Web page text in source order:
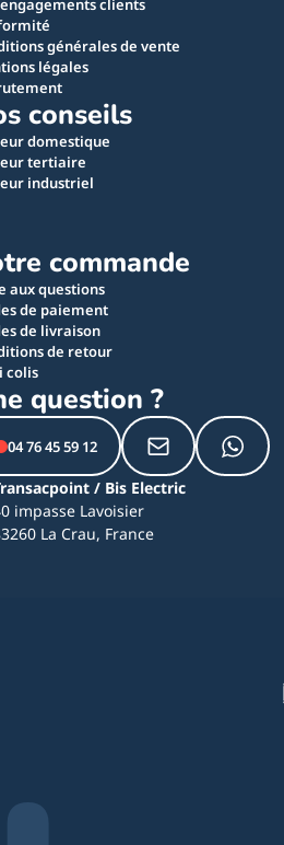
clients
générales de vente
légales
conseils
domestique
tertiaire
industriel
commande
aux questions
de paiement
de livraison
de retour
colis
question ?
04 76 45 59 12
/ Bis Electric
impasse Lavoisier
La Crau, France